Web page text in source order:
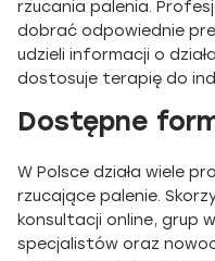
rzucania palenia.
dobrać odpowiednie
udzieli informacji o
dostosuje terapię do
Dostępne
W Polsce działa wiele
rzucające palenie.
konsultacji online, grup
specjalistów oraz